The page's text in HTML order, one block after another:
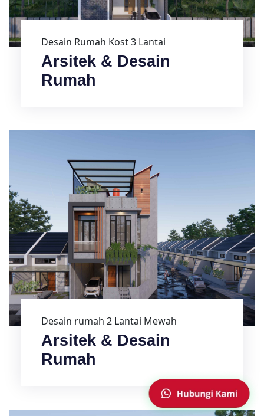
Desain Rumah Kost 3 Lantai
Arsitek & Desain
Rumah
Desain rumah 2 Lantai Mewah
Arsitek & Desain
Rumah